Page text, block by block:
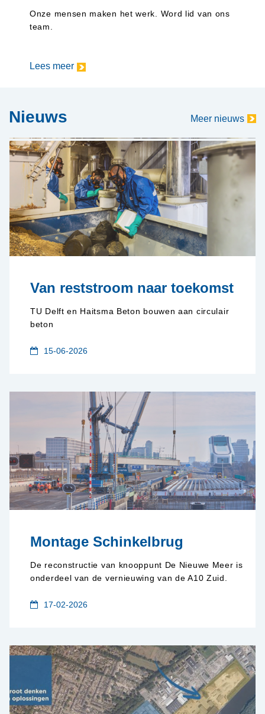
Onze mensen maken het werk. Word lid van ons
team.
Lees meer
Nieuws Meer nieuws
Van reststroom naar toekomst
TU Delft en Haitsma Beton bouwen aan circulair
beton
15-06-2026
Montage Schinkelbrug
De reconstructie van knooppunt De Nieuwe Meer is
onderdeel van de vernieuwing van de A10 Zuid.
17-02-2026